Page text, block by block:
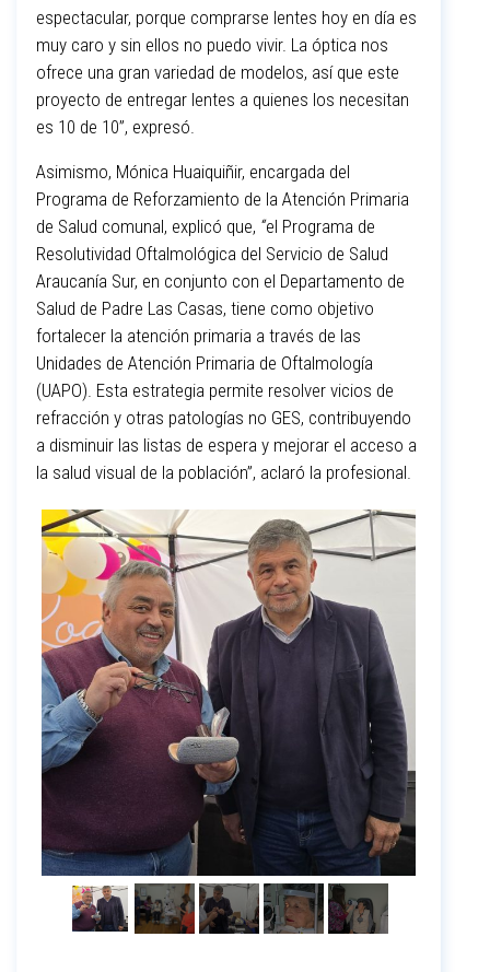
espectacular, porque comprarse lentes hoy en día es
muy caro y sin ellos no puedo vivir. La óptica nos
ofrece una gran variedad de modelos, así que este
proyecto de entregar lentes a quienes los necesitan
es 10 de 10”, expresó.
Asimismo, Mónica Huaiquiñir, encargada del
Programa de Reforzamiento de la Atención Primaria
de Salud comunal, explicó que, “el Programa de
Resolutividad Oftalmológica del Servicio de Salud
Araucanía Sur, en conjunto con el Departamento de
Salud de Padre Las Casas, tiene como objetivo
fortalecer la atención primaria a través de las
Unidades de Atención Primaria de Oftalmología
(UAPO). Esta estrategia permite resolver vicios de
refracción y otras patologías no GES, contribuyendo
a disminuir las listas de espera y mejorar el acceso a
la salud visual de la población”, aclaró la profesional.